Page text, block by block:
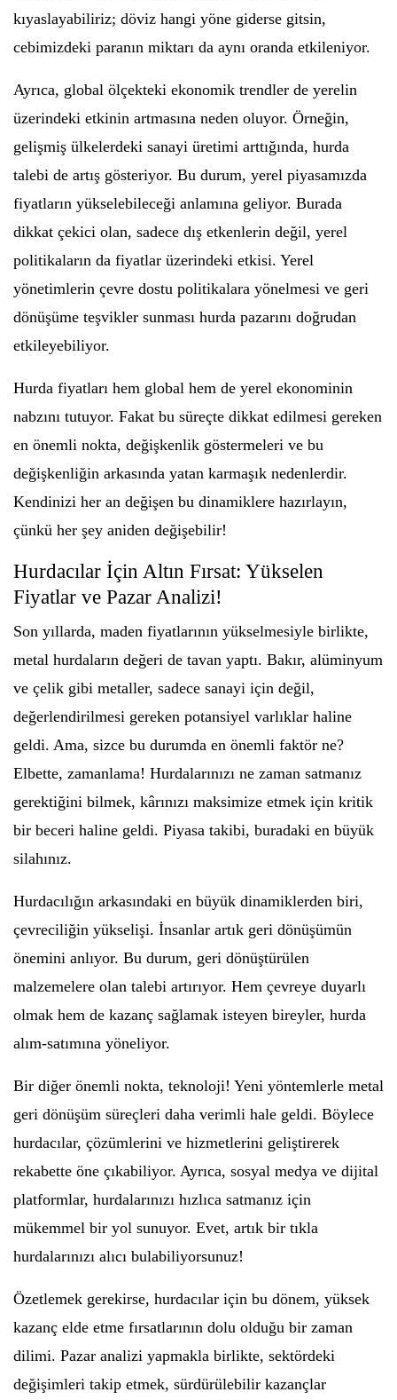
kıyaslayabiliriz; döviz hangi yöne giderse gitsin,
cebimizdeki paranın miktarı da aynı oranda etkileniyor.
Ayrıca, global ölçekteki ekonomik trendler de yerelin
üzerindeki etkinin artmasına neden oluyor. Örneğin,
gelişmiş ülkelerdeki sanayi üretimi arttığında, hurda
talebi de artış gösteriyor. Bu durum, yerel piyasamızda
fiyatların yükselebileceği anlamına geliyor. Burada
dikkat çekici olan, sadece dış etkenlerin değil, yerel
politikaların da fiyatlar üzerindeki etkisi. Yerel
yönetimlerin çevre dostu politikalara yönelmesi ve geri
dönüşüme teşvikler sunması hurda pazarını doğrudan
etkileyebiliyor.
Hurda fiyatları hem global hem de yerel ekonominin
nabzını tutuyor. Fakat bu süreçte dikkat edilmesi gereken
en önemli nokta, değişkenlik göstermeleri ve bu
değişkenliğin arkasında yatan karmaşık nedenlerdir.
Kendinizi her an değişen bu dinamiklere hazırlayın,
çünkü her şey aniden değişebilir!
Hurdacılar İçin Altın Fırsat: Yükselen
Fiyatlar ve Pazar Analizi!
Son yıllarda, maden fiyatlarının yükselmesiyle birlikte,
metal hurdaların değeri de tavan yaptı. Bakır, alüminyum
ve çelik gibi metaller, sadece sanayi için değil,
değerlendirilmesi gereken potansiyel varlıklar haline
geldi. Ama, sizce bu durumda en önemli faktör ne?
Elbette, zamanlama! Hurdalarınızı ne zaman satmanız
gerektiğini bilmek, kârınızı maksimize etmek için kritik
bir beceri haline geldi. Piyasa takibi, buradaki en büyük
silahınız.
Hurdacılığın arkasındaki en büyük dinamiklerden biri,
çevreciliğin yükselişi. İnsanlar artık geri dönüşümün
önemini anlıyor. Bu durum, geri dönüştürülen
malzemelere olan talebi artırıyor. Hem çevreye duyarlı
olmak hem de kazanç sağlamak isteyen bireyler, hurda
alım-satımına yöneliyor.
Bir diğer önemli nokta, teknoloji! Yeni yöntemlerle metal
geri dönüşüm süreçleri daha verimli hale geldi. Böylece
hurdacılar, çözümlerini ve hizmetlerini geliştirerek
rekabette öne çıkabiliyor. Ayrıca, sosyal medya ve dijital
platformlar, hurdalarınızı hızlıca satmanız için
mükemmel bir yol sunuyor. Evet, artık bir tıkla
hurdalarınızı alıcı bulabiliyorsunuz!
Özetlemek gerekirse, hurdacılar için bu dönem, yüksek
kazanç elde etme fırsatlarının dolu olduğu bir zaman
dilimi. Pazar analizi yapmakla birlikte, sektördeki
değişimleri takip etmek, sürdürülebilir kazançlar